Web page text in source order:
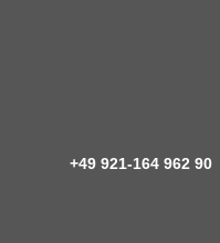
+49 921-164 962 90